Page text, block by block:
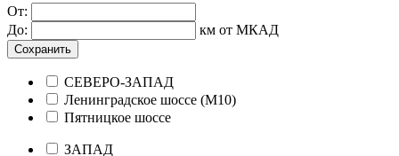
От:
До:
км от МКАД
Сохранить
СЕВЕРО-ЗАПАД
Ленинградское шоссе (М10)
Пятницкое шоссе
ЗАПАД